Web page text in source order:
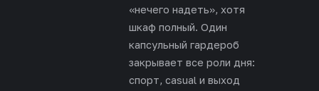
«нечего надеть», хотя
шкаф полный. Один
капсульный гардероб
закрывает все роли дня:
спорт, casual и выход